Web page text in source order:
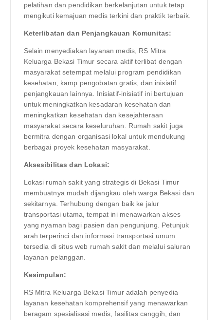
pelatihan dan pendidikan berkelanjutan untuk tetap
mengikuti kemajuan medis terkini dan praktik terbaik.
Keterlibatan dan Penjangkauan Komunitas:
Selain menyediakan layanan medis, RS Mitra
Keluarga Bekasi Timur secara aktif terlibat dengan
masyarakat setempat melalui program pendidikan
kesehatan, kamp pengobatan gratis, dan inisiatif
penjangkauan lainnya. Inisiatif-inisiatif ini bertujuan
untuk meningkatkan kesadaran kesehatan dan
meningkatkan kesehatan dan kesejahteraan
masyarakat secara keseluruhan. Rumah sakit juga
bermitra dengan organisasi lokal untuk mendukung
berbagai proyek kesehatan masyarakat.
Aksesibilitas dan Lokasi:
Lokasi rumah sakit yang strategis di Bekasi Timur
membuatnya mudah dijangkau oleh warga Bekasi dan
sekitarnya. Terhubung dengan baik ke jalur
transportasi utama, tempat ini menawarkan akses
yang nyaman bagi pasien dan pengunjung. Petunjuk
arah terperinci dan informasi transportasi umum
tersedia di situs web rumah sakit dan melalui saluran
layanan pelanggan.
Kesimpulan:
RS Mitra Keluarga Bekasi Timur adalah penyedia
layanan kesehatan komprehensif yang menawarkan
beragam spesialisasi medis, fasilitas canggih, dan